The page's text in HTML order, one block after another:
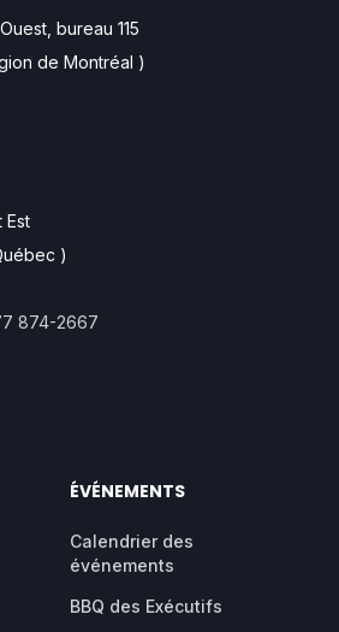
bureau 115
de Montréal )
Est
)
874-2667
ÉVÉNEMENTS
Calendrier des
événements
BBQ des Exécutifs